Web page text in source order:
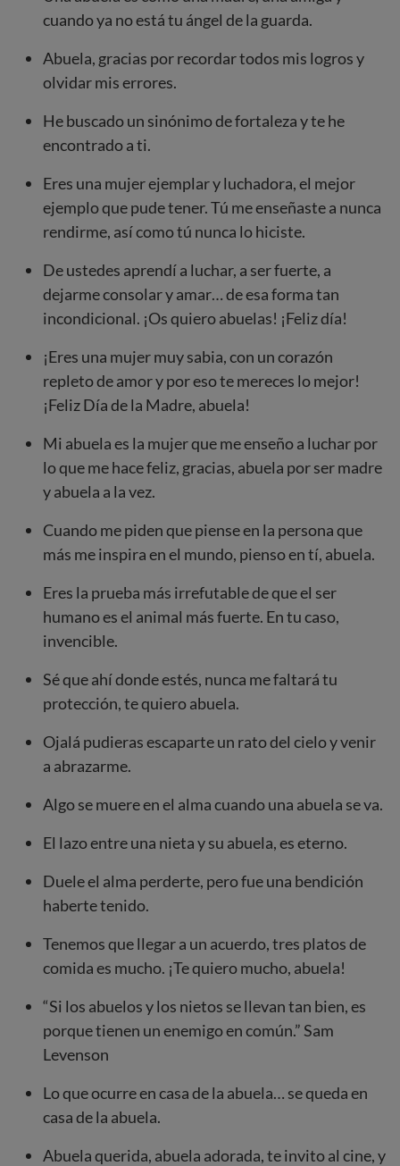
cuando ya no está tu ángel de la guarda.
Abuela, gracias por recordar todos mis logros y
olvidar mis errores.
He buscado un sinónimo de fortaleza y te he
encontrado a ti.
Eres una mujer ejemplar y luchadora, el mejor
ejemplo que pude tener. Tú me enseñaste a nunca
rendirme, así como tú nunca lo hiciste.
De ustedes aprendí a luchar, a ser fuerte, a
dejarme consolar y amar… de esa forma tan
incondicional. ¡Os quiero abuelas! ¡Feliz día!
¡Eres una mujer muy sabia, con un corazón
repleto de amor y por eso te mereces lo mejor!
¡Feliz Día de la Madre, abuela!
Mi abuela es la mujer que me enseño a luchar por
lo que me hace feliz, gracias, abuela por ser madre
y abuela a la vez.
Cuando me piden que piense en la persona que
más me inspira en el mundo, pienso en tí, abuela.
Eres la prueba más irrefutable de que el ser
humano es el animal más fuerte. En tu caso,
invencible.
Sé que ahí donde estés, nunca me faltará tu
protección, te quiero abuela.
Ojalá pudieras escaparte un rato del cielo y venir
a abrazarme.
Algo se muere en el alma cuando una abuela se va.
El lazo entre una nieta y su abuela, es eterno.
Duele el alma perderte, pero fue una bendición
haberte tenido.
Tenemos que llegar a un acuerdo, tres platos de
comida es mucho. ¡Te quiero mucho, abuela!
“Si los abuelos y los nietos se llevan tan bien, es
porque tienen un enemigo en común.” Sam
Levenson
Lo que ocurre en casa de la abuela… se queda en
casa de la abuela.
Abuela querida, abuela adorada, te invito al cine, y